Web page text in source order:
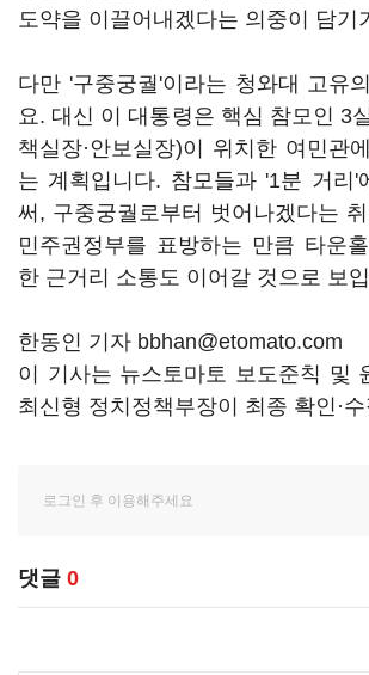
도약을 이끌어내겠다는 의중이 담기
다만 '구중궁궐'이라는 청와대 고유
요. 대신 이 대통령은 핵심 참모인 3
책실장·안보실장)이 위치한 여민관
는 계획입니다. 참모들과 '1분 거리'
써, 구중궁궐로부터 벗어나겠다는
민주권정부를 표방하는 만큼 타운
한 근거리 소통도 이어갈 것으로 보
한동인 기자 bbhan@etomato.com
이 기사는 뉴스토마토 보도준칙 및
최신형 정치정책부장이 최종 확인·
댓글 0